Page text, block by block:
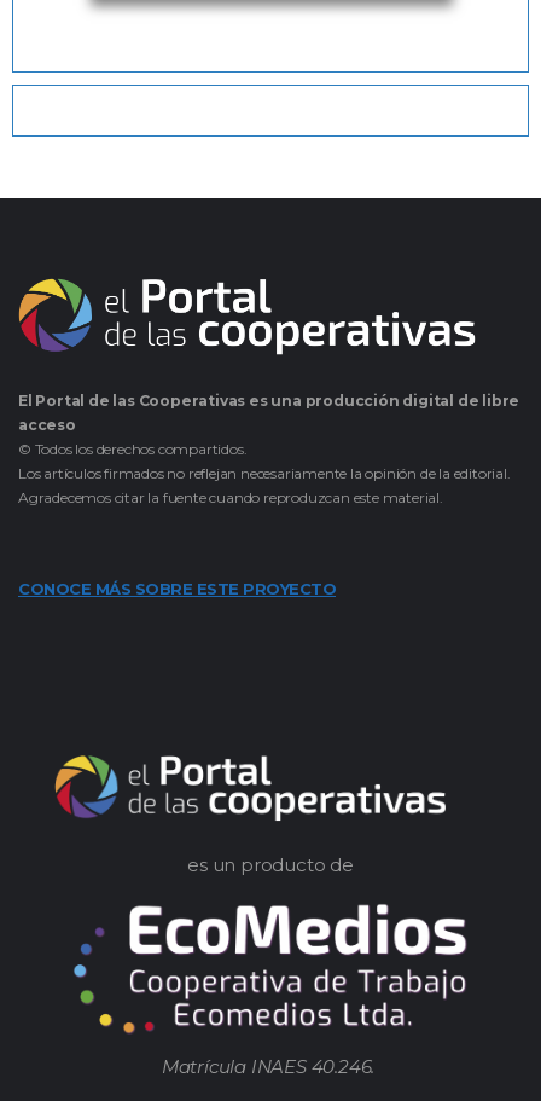
El Portal de las Cooperativas es una producción digital de libre
acceso
© Todos los derechos compartidos.
Los artículos firmados no reflejan necesariamente la opinión de la editorial.
Agradecemos citar la fuente cuando reproduzcan este material.
CONOCE MÁS SOBRE ESTE PROYECTO
es un producto de
Matrícula INAES 40.246.